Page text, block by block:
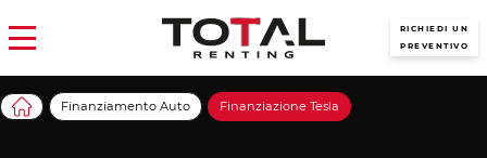
RICHIEDI UN
PREVENTIVO
Finanziamento Auto Finanziazione Tesla